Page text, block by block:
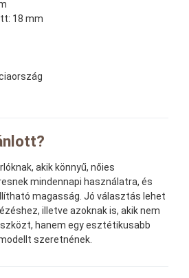
18 mm
akik könnyű, nőies
mindennapi használatra, és
magasság. Jó választás lehet
illetve azoknak is, akik nem
hanem egy esztétikusabb
szeretnének.